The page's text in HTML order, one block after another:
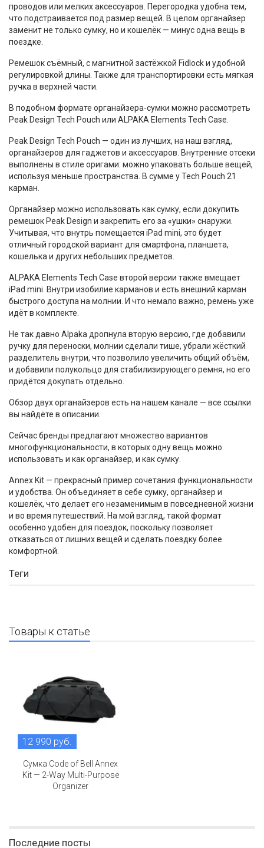
проводов или мелких аксессуаров. Перегородка удобна тем,
что подстраивается под размер вещей. В целом органайзер
заменит не только сумку, но и кошелёк — минус одна вещь в
поездке.
Ремешок съёмный, с магнитной застёжкой Fidlock и удобной
регулировкой длины. Также для транспортировки есть мягкая
ручка в верхней части.
В подобном формате органайзера-сумки можно рассмотреть
Peak Design Tech Pouch или ALPAKA Elements Tech Case.
Peak Design Tech Pouch — один из лучших, на наш взгляд,
органайзеров для гаджетов и аксессуаров. Внутренние отсеки
выполнены в стиле оригами: можно упаковать больше вещей,
используя меньше пространства. В сумме у Tech Pouch 21
карман.
Органайзер можно использовать как сумку, если докупить
ремешок Peak Design и закрепить его за «ушки» снаружи.
Учитывая, что внутрь помещается iPad mini, это будет
отличный городской вариант для смартфона, планшета,
кошелька и других небольших предметов.
ALPAKA Elements Tech Case второй версии также вмещает
iPad mini. Внутри изобилие карманов и есть внешний карман
быстрого доступа на молнии. И что немало важно, ремень уже
идёт в комплекте.
Не так давно Alpaka дропнула вторую версию, где добавили
ручку для переноски, молнии сделали тише, убрали жёсткий
разделитель внутри, что позволило увеличить общий объём,
и добавили полукольцо для стабилизирующего ремня, но его
придётся докупать отдельно.
Обзор двух органайзеров есть на нашем канале — все ссылки
вы найдёте в описании.
Сейчас бренды предлагают множество вариантов
многофункциональности, в которых одну вещь можно
использовать и как органайзер, и как сумку.
Annex Kit — прекрасный пример сочетания функциональности
и удобства. Он объединяет в себе сумку, органайзер и
кошелёк, что делает его незаменимым в повседневной жизни
и во время путешествий. На мой взгляд, такой формат
особенно удобен для поездок, поскольку позволяет
отказаться от лишних вещей и сделать поездку более
комфортной.
Теги
Товары к статье
12 990 руб.
Сумка Code of Bell Annex
Kit — 2-Way Multi-Purpose
Organizer
Последние посты